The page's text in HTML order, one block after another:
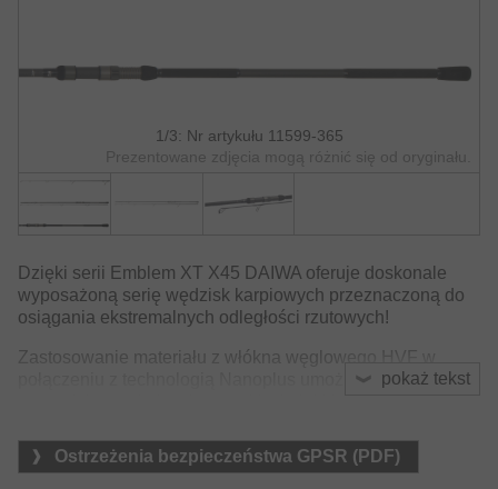
1/3: Nr artykułu 11599-365
Prezentowane zdjęcia mogą różnić się od oryginału.
pokaż tekst
Dzięki serii Emblem XT X45 DAIWA oferuje doskonale
wyposażoną serię wędzisk karpiowych przeznaczoną do
osiągania ekstremalnych odległości rzutowych!
Zastosowanie materiału z włókna węglowego HVF w
połączeniu z technologią Nanoplus umożliwiło
odporność na skręcanie i niekontrolowaną wibracje blanku
po wyrzucie i dba o wysoką celność rzutów oraz
Ostrzeżenia bezpieczeństwa GPSR (PDF)